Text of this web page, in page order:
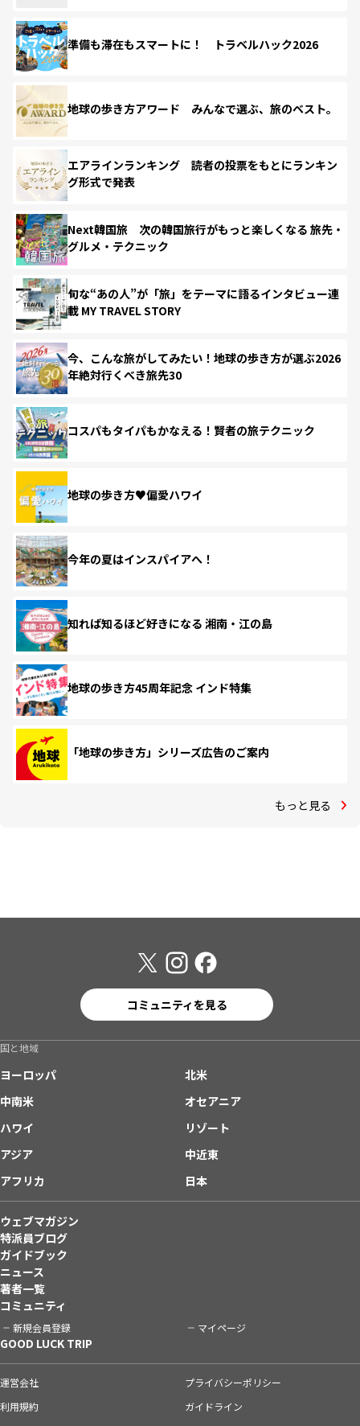
準備も滞在もスマートに！ トラベルハック2026
地球の歩き方アワード みんなで選ぶ、旅のベスト。
エアラインランキング 読者の投票をもとにランキン
グ形式で発表
Next韓国旅 次の韓国旅行がもっと楽しくなる 旅先・
グルメ・テクニック
旬な“あの人”が「旅」をテーマに語るインタビュー連
載 MY TRAVEL STORY
今、こんな旅がしてみたい！地球の歩き方が選ぶ2026
年絶対行くべき旅先30
コスパもタイパもかなえる！賢者の旅テクニック
地球の歩き方♥偏愛ハワイ
今年の夏はインスパイアへ！
知れば知るほど好きになる 湘南・江の島
地球の歩き方45周年記念 インド特集
「地球の歩き方」シリーズ広告のご案内
もっと見る
コミュニティを見る
国と地域
ヨーロッパ
北米
中南米
オセアニア
ハワイ
リゾート
アジア
中近東
アフリカ
日本
ウェブマガジン
特派員ブログ
ガイドブック
ニュース
著者一覧
コミュニティ
新規会員登録 マイページ
GOOD LUCK TRIP
運営会社
プライバシーポリシー
利用規約
ガイドライン